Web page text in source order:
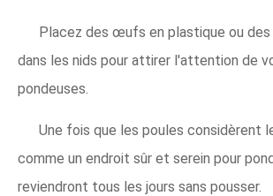
Placez des œufs en plastique ou
dans les nids pour attirer l'attention de
pondeuses.
Une fois que les poules considèrent
comme un endroit sûr et serein pour
reviendront tous les jours sans pousser.